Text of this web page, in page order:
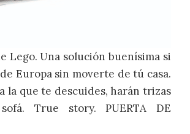
Lego. Una solución buenísima si
Europa sin moverte de tú casa.
la que te descuides, harán trizas
True story. PUERTA DE